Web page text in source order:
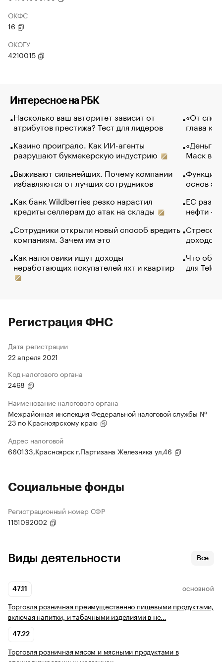
ОКФС
16
ОКОГУ
4210015
Интересное на РБК
Насколько ваш авторитет зависит от
атрибутов престижа? Тест для лидеров
Казино проиграло. Как ИИ-агенты
разрушают букмекерскую индустрию
Выживают сильнейших. Почему компании
избавляются от лучших сотрудников
Как банк Wildberries резко нарастил
кредиты селлерам до атак на склады
Сотрудники открыли новый способ вредить
компаниям. Зачем им это
Как налоговики ищут доходы
неработающих покупателей яхт и квартир
«От
глава
«Деньги
Маск в
Функции
основ
ЕС
нефти —
Стресс
доходов
Что
для
Регистрация ФНС
Дата регистрации
22 апреля 2021
Код налогового органа
2468
Наименование налогового органа
Межрайонная инспекция Федеральной налоговой службы №
23 по Красноярскому краю
Адрес налоговой
660133,Красноярск г,Партизана Железняка ул,46
Социальные фонды
Регистрационный номер СФР
1151092002
Виды деятельности Все
47.11 ОСНОВНОЙ
Торговля розничная преимущественно пищевыми продуктами,
включая напитки, и табачными изделиями в не…
47.22
Торговля розничная мясом и мясными продуктами в